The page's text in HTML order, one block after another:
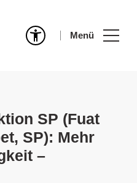
Menü
SP (Fuat
SP): Mehr
–